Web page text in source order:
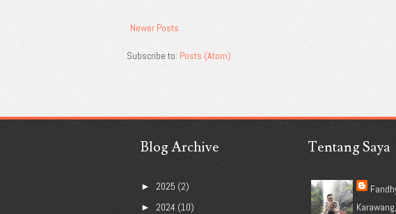
Newer Posts
Subscribe to: Posts (Atom)
Blog Archive
► 2025 (2)
► 2024 (10)
Tentang Saya